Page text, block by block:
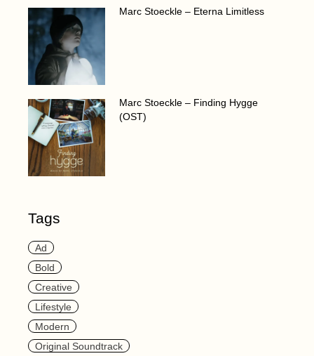
Marc Stoeckle – Eterna Limitless
Marc Stoeckle – Finding Hygge
(OST)
Tags
Ad
Bold
Creative
Lifestyle
Modern
Original Soundtrack